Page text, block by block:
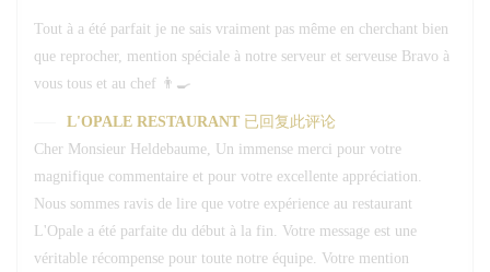
Tout à a été parfait je ne sais vraiment pas même en cherchant bien
que reprocher, mention spéciale à notre serveur et serveuse Bravo à
vous tous et au chef 👨‍🍳
L'OPALE RESTAURANT 已回复此评论
Cher Monsieur Heldebaume, Un immense merci pour votre
magnifique commentaire et pour votre excellente appréciation.
Nous sommes ravis de lire que votre expérience au restaurant
L'Opale a été parfaite du début à la fin. Votre message est une
véritable récompense pour toute notre équipe. Votre mention